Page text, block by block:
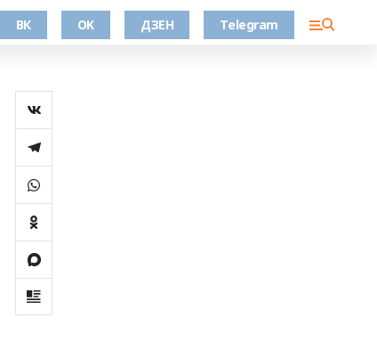
ВК OK ДЗЕН Telegram